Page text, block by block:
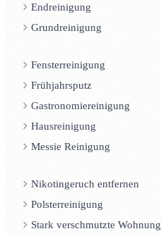
Endreinigung
Grundreinigung
Fensterreinigung
Frühjahrsputz
Gastronomiereinigung
Hausreinigung
Messie Reinigung
Nikotingeruch entfernen
Polsterreinigung
Stark verschmutzte Wohnung